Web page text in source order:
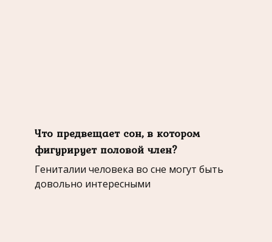
Что предвещает сон, в котором
фигурирует половой член?
Гениталии человека во сне могут быть
довольно интересными